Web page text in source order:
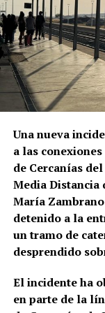
que el flamenco
pequeños cafés
teatros, plazas
programación
de aquella
Vallejo y Pepe
Pepe
aquella
José Tejada
artistas que
escala. Su
centrales del
fandangos, los
personal de
seguidores,
Una nueva
a las
de Cercanías
Media Distancia
María
detenido a la
un tramo de
desprendido
El incidente ha
en parte de la